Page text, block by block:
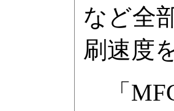
など全
刷速度
「